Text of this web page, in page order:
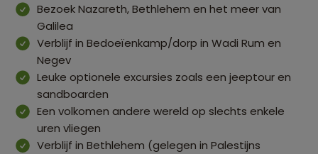
Bezoek Nazareth, Bethlehem en het meer van
Galilea
Verblijf in Bedoeïenkamp/dorp in Wadi Rum en
Negev
Leuke optionele excursies zoals een jeeptour en
sandboarden
Een volkomen andere wereld op slechts enkele
uren vliegen
Verblijf in Bethlehem (gelegen in Palestijns